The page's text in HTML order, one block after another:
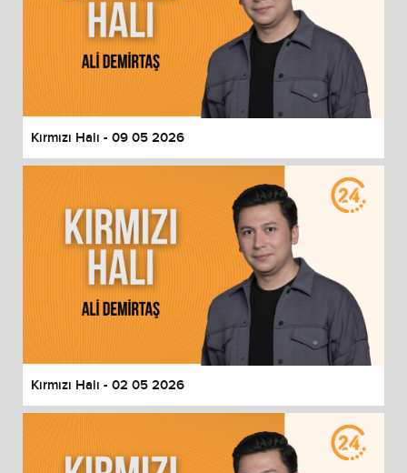
Kırmızı Halı - 09 05 2026
Kırmızı Halı - 02 05 2026